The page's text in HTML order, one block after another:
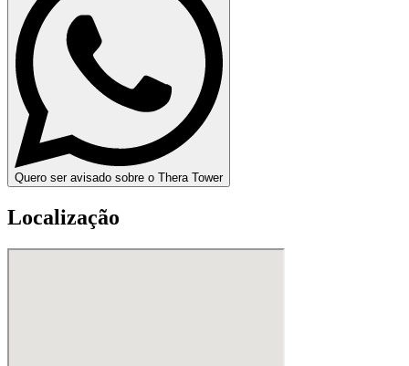
Quero ser avisado sobre o Thera Tower
Localização